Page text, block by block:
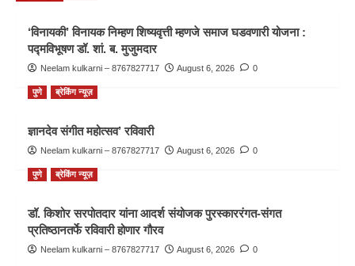
‘विनायकी’ विनायक निम्हण शिष्यवृत्ती म्हणजे समाज घडवणारी योजना :
पद्मविभूषण डॉ. शां. ब. मुजुमदार
Neelam kulkarni – 8767827717 August 6, 2026 0
पुणे ब्रेकिंग न्यूज़
ज्ञानदेव संगीत महोत्सव’ रविवारी
Neelam kulkarni – 8767827717 August 6, 2026 0
पुणे ब्रेकिंग न्यूज़
डॉ. किशोर सरपोतदार यांना आदर्श संयोजक पुरस्काररंगत-संगत
प्रतिष्ठानतर्फे रविवारी होणार गौरव
Neelam kulkarni – 8767827717 August 6, 2026 0